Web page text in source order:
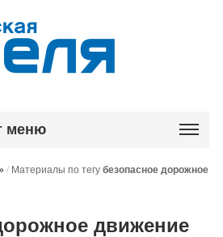
меню
/ Материалы по тегубезопасное дорожное
движение